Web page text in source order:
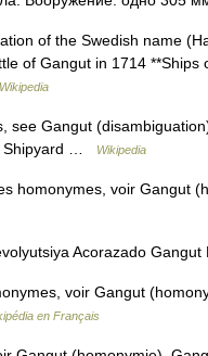
of the Swedish name
of Gangut in 1714
Wikipedia
see Gangut
Shipyard …
Wikipedia
homonymes, voir Gangut
Acorazado
voir Gangut
en Français